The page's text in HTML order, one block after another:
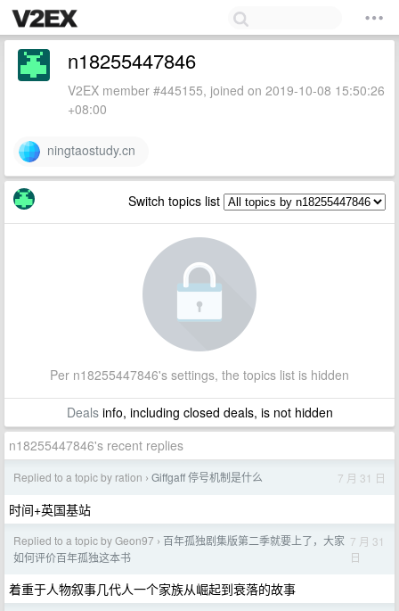
n18255447846
V2EX member #445155, joined on 2019-10-08 15:50:26
+08:00
ningtaostudy.cn
Switch topics list
Per n18255447846's settings, the topics list is hidden
Dealsinfo, including closed deals, is not hidden
n18255447846's recent replies
Replied to a topic by ration › Giffgaff 停号机制是什么 7 月 31 日
时间+英国基站
Replied to a topic by Geon97 › 百年孤独剧集版第二季就要上了，大家
如何评价百年孤独这本书
7 月 31
日
着重于人物叙事几代人一个家族从崛起到衰落的故事